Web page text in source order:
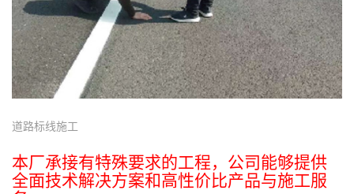
道路标线施工
本厂承接有特殊要求的工程，公司能够提供
全面技术解决方案和高性价比产品与施工服